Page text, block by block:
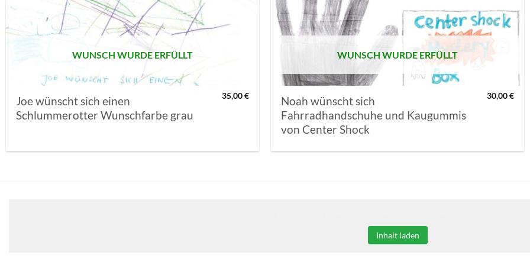
MERKLISTE
WUNSCH WURDE ERFÜLLT
Joe wünscht sich einen
Schlummerotter Wunschfarbe grau
35,00€
SETZEN
WUNSCH WURDE ERFÜLLT
Noah wünscht sich
Fahrradhandschuhe und Kaugummis
von Center Shock
30,00€
Inhalt laden